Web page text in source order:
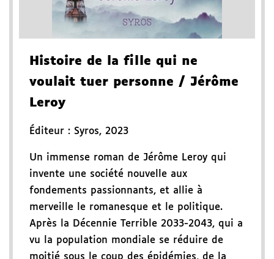
Histoire de la fille qui ne
voulait tuer personne / Jérôme
Leroy
Éditeur : Syros, 2023
Un immense roman de Jérôme Leroy qui
invente une société nouvelle aux
fondements passionnants, et allie à
merveille le romanesque et le politique.
Après la Décennie Terrible 2033-2043, qui a
vu la population mondiale se réduire de
moitié sous le coup des épidémies, de la